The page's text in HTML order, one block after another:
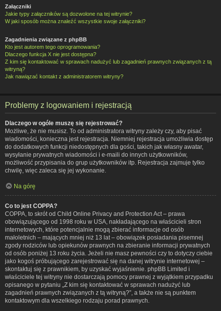
Załączniki
Jakie typy załączników są dozwolone na tej witrynie?
W jaki sposób można znaleźć wszystkie swoje załączniki?
Zagadnienia związane z phpBB
Kto jest autorem tego oprogramowania?
Dlaczego funkcja X nie jest dostępna?
Z kim się kontaktować w sprawach nadużyć lub zagadnień prawnych związanych z tą
witryną?
Jak nawiązać kontakt z administratorem witryny?
Problemy z logowaniem i rejestracją
Dlaczego w ogóle muszę się rejestrować?
Możliwe, że nie musisz. To od administratora witryny zależy czy, aby pisać
wiadomości, konieczna jest rejestracja. Niemniej rejestracja umożliwia dostęp
do dodatkowych funkcji niedostępnych dla gości, takich jak własny awatar,
wysyłanie prywatnych wiadomości i e-maili do innych użytkowników,
możliwość przypisania do grup użytkowników itp. Rejestracja zajmuje tylko
chwilę, więc zaleca się jej wykonanie.
Na górę
Co to jest COPPA?
COPPA, to skrót od Child Online Privacy and Protection Act – prawa
obowiązującego od 1998 roku w USA, nakładającego na właścicieli stron
internetowych, które potencjalnie mogą zbierać informacje od osób
małoletnich – mających mniej niż 13 lat – obowiązek posiadania pisemnej
zgody rodziców lub opiekunów prawnych na zbieranie informacji prywatnych
od osób poniżej 13 roku życia. Jeżeli nie masz pewności czy to dotyczy ciebie
jako kogoś próbującego zarejestrować się na danej witrynie internetowej –
skontaktuj się z prawnikiem, by uzyskać wyjaśnienie. phpBB Limited i
właściciele tej witryny nie dostarczają pomocy prawnej z wyjątkiem przypadku
opisanego w pytaniu „Z kim się kontaktować w sprawach nadużyć lub
zagadnień prawnych związanych z tą witryną?”, a także nie są punktem
kontaktowym dla wszelkiego rodzaju porad prawnych.